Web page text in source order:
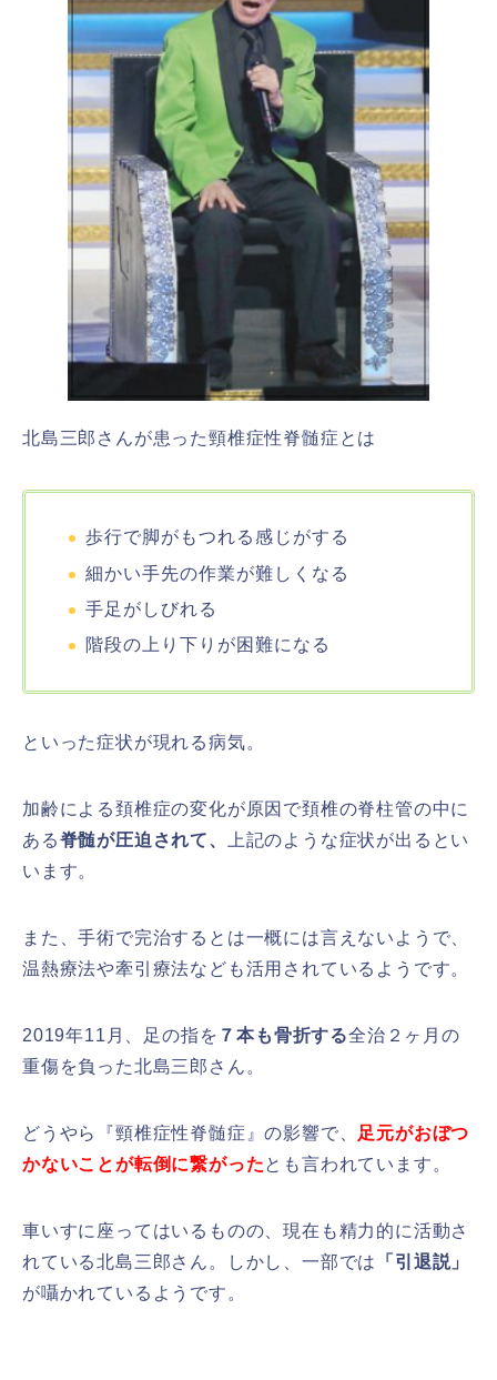
北島三郎さんが患った頸椎症性脊髄症とは
歩行で脚がもつれる感じがする
細かい手先の作業が難しくなる
手足がしびれる
階段の上り下りが困難になる
といった症状が現れる病気。
加齢による頚椎症の変化が原因で頚椎の脊柱管の中に
ある脊髄が圧迫されて、
上記のような症状が出るとい
います。
また、手術で完治するとは一概には言えないようで、
温熱療法や牽引療法なども活用されているようです。
2019年11月、足の指を ７本も骨折する全治２ヶ月の
重傷を負った北島三郎さん。
どうやら『頸椎症性脊髄症』の影響で、 足元がおぼつ
かないことが転倒に繋がったとも言われています。
車いすに座ってはいるものの、現在も精力的に活動さ
れている北島三郎さん。しかし、一部では
「引退説」
が囁かれているようです。